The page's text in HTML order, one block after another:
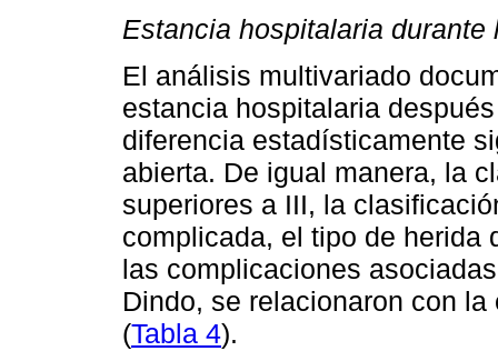
Estancia hospitalaria durante
El análisis multivariado
estancia hospitalaria
diferencia estadísticamente
abierta. De igual manera, la
superiores a III, la
complicada, el tipo de herida
las complicaciones
Dindo, se relacionaron con
(Tabla 4).